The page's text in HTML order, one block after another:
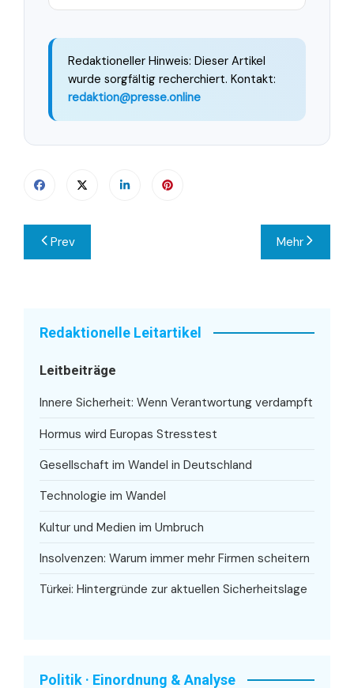
Redaktioneller Hinweis: Dieser Artikel
wurde sorgfältig recherchiert. Kontakt:
redaktion@presse.online
Beitragsnavigation
Prev Mehr
Redaktionelle Leitartikel
Leitbeiträge
Innere Sicherheit: Wenn Verantwortung verdampft
Hormus wird Europas Stresstest
Gesellschaft im Wandel in Deutschland
Technologie im Wandel
Kultur und Medien im Umbruch
Insolvenzen: Warum immer mehr Firmen scheitern
Türkei: Hintergründe zur aktuellen Sicherheitslage
Politik · Einordnung & Analyse